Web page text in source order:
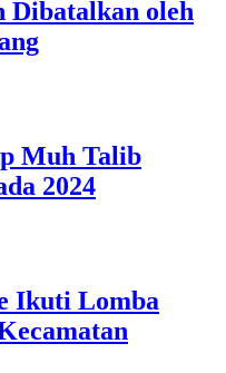
Dibatalkan oleh
Muh Talib
2024
Ikuti Lomba